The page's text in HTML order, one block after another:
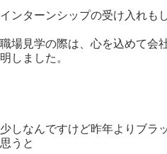
インターンシップの受け入れも
職場見学の際は、心を込めて会
明しました。
少しなんですけど昨年よりブラ
思うと